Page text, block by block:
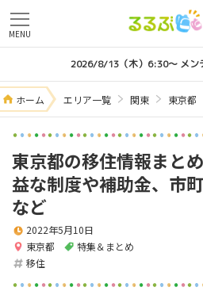
MENU
2026/8/13（木）6:30～ メン
ホーム エリア一覧 関東 東京都
東京都の移住情報まと
益な制度や補助金、市
など
東京都 特集＆まとめ
2022年5月10日
移住